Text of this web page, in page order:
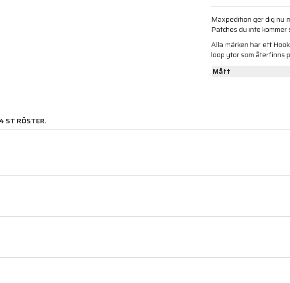
Maxpedition ger dig nu
Patches du inte
Alla märken har ett
loop ytor som återfinns
Mått
4 ST RÖSTER.